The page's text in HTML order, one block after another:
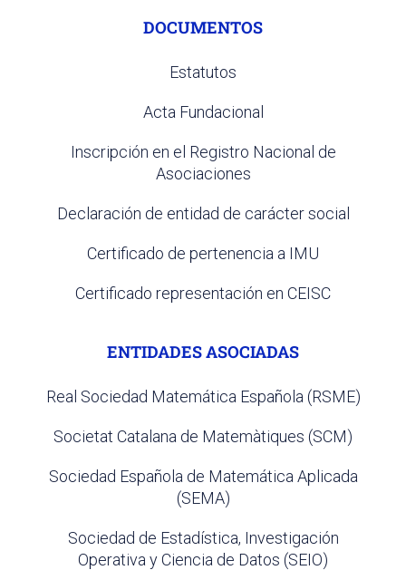
DOCUMENTOS
Estatutos
Acta Fundacional
Inscripción en el Registro Nacional de
Asociaciones
Declaración de entidad de carácter social
Certificado de pertenencia a IMU
Certificado representación en CEISC
ENTIDADES ASOCIADAS
Real Sociedad Matemática Española (RSME)
Societat Catalana de Matemàtiques (SCM)
Sociedad Española de Matemática Aplicada
(SEMA)
Sociedad de Estadística, Investigación
Operativa y Ciencia de Datos (SEIO)